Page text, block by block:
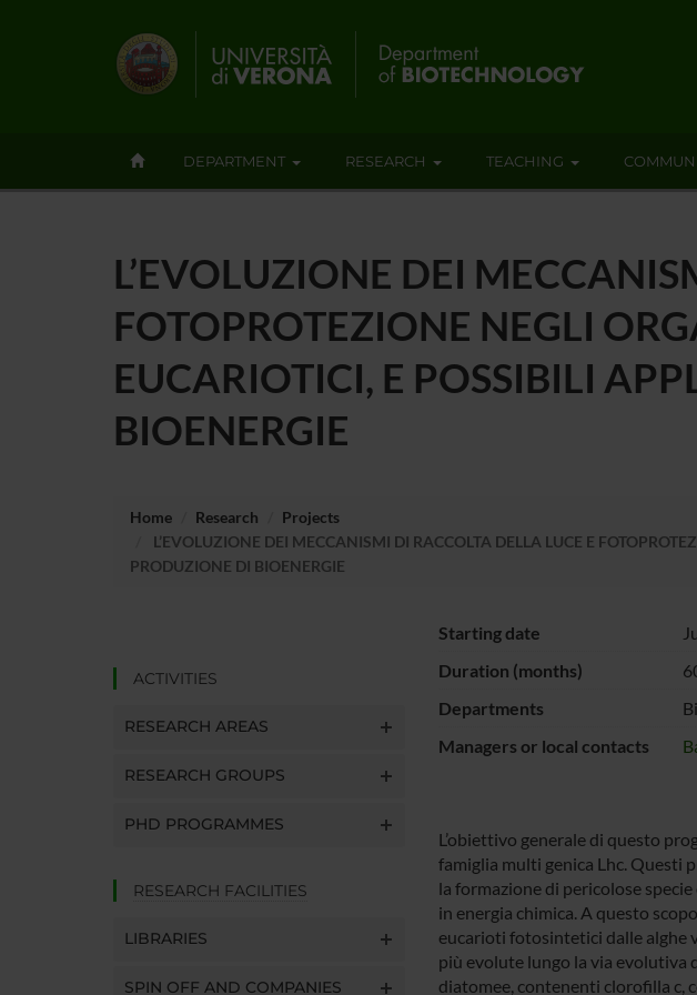
DEPARTMENT RESEARCH TEACHING
L’EVOLUZIONE DEI
FOTOPROTEZIONE NEGLI
EUCARIOTICI, E POSSIBILI
BIOENERGIE
Home Research
Projects
L’EVOLUZIONE DEI MECCANISMI DI RACCOLTA DELLA LUCE E
PRODUZIONE DI BIOENERGIE
ACTIVITIES
RESEARCH AREAS
RESEARCH GROUPS
PHD PROGRAMMES
RESEARCH FACILITIES
LIBRARIES
SPIN OFF AND COMPANIES
Starting date
Duration (months)
Departments
Managers or local contacts
L’obiettivo generale di questo
famiglia multi genica Lhc. Questi
la formazione di pericolose
in energia chimica. A questo
eucarioti fotosintetici dalle alghe
più evolute lungo la via evolutiva
diatomee, contenenti clorofilla c,